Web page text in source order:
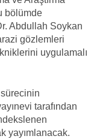
bölümde
Abdullah Soykan
gözlemleri
uygulamalı
tarafından
yayımlanacak.